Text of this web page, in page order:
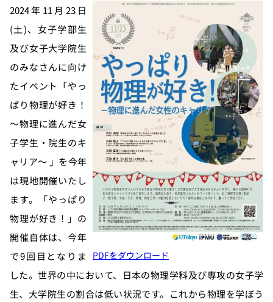
PDFをダウンロード
2024年11月23日
(土)、女子学部生
及び女子大学院生
のみなさんに向け
たイベント「やっ
ぱり物理が好き！
～物理に進んだ女
子学生・院生のキ
ャリア～ 」を今年
は現地開催いたし
ます。「やっぱり
物理が好き！」の
開催自体は、今年
で9回目となりま
した。世界の中において、日本の物理学科及び専攻の女子学
生、大学院生の割合は低い状況です。これから物理を学ぼう